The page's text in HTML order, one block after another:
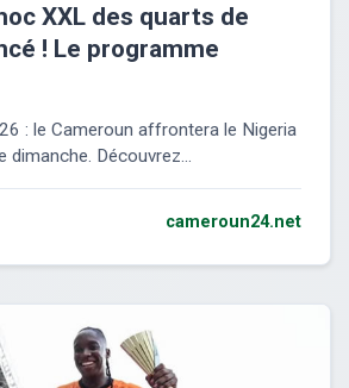
XXL des quarts de
! Le programme
: le Cameroun affrontera le Nigeria
Découvrez...
cameroun24.net